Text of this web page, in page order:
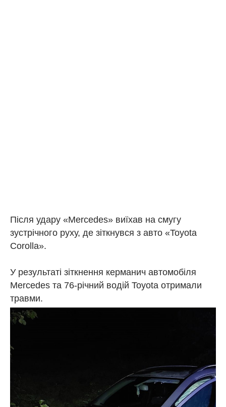
Після удару «Mercedes» виїхав на смугу
зустрічного руху, де зіткнувся з авто «Toyota
Corolla».
У результаті зіткнення керманич автомобіля
Mercedes та 76-річний водій Toyota отримали
травми.